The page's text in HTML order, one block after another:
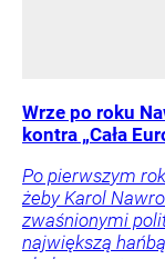
Wrze po roku
kontra „Cała
Po pierwszym
żeby Karol
zwaśnionymi
największą